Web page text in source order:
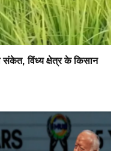
संकेत, विंध्य क्षेत्र के किसान